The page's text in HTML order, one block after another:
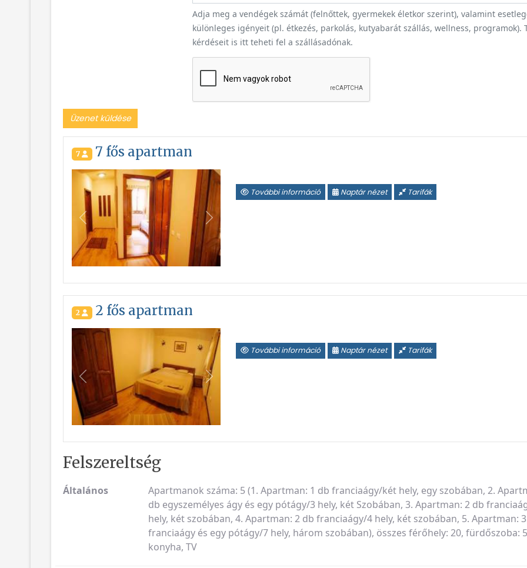
Adja meg a vendégek számát (felnőttek, gyermekek életkor szerint), valamint
különleges igényeit (pl. étkezés, parkolás, kutyabarát szállás, wellness, programok).
kérdéseit is itt teheti fel a szállásadónak.
Üzenet küldése
7 7 fős apartman
Vissza Következő
További információ Naptár nézet Tarifák
2 2 fős apartman
Vissza Következő
További információ Naptár nézet Tarifák
Felszereltség
Általános
Apartmanok száma: 5 (1. Apartman: 1 db franciaágy/két hely, egy szobában, 2.
db egyszemélyes ágy és egy pótágy/3 hely, két Szobában, 3. Apartman: 2 db
hely, két szobában, 4. Apartman: 2 db franciaágy/4 hely, két szobában, 5. Apartman:
franciaágy és egy pótágy/7 hely, három szobában), összes férőhely: 20, fürdőszoba:
konyha, TV